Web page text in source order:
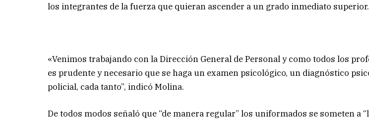
los integrantes de la fuerza que quieran ascender a un grado inmediato superior.
«Venimos trabajando con la Dirección General de Personal y como todos los
es prudente y necesario que se haga un examen psicológico, un diagnóstico
policial, cada tanto”, indicó Molina.
De todos modos señaló que “de manera regular” los uniformados se someten a